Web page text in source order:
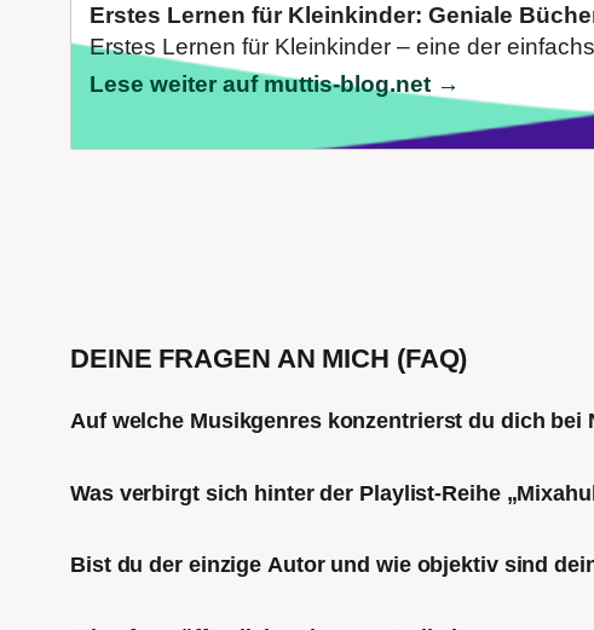
Erstes Lernen für Kleinkinder: Geniale
Erstes Lernen für Kleinkinder – eine der
Lese weiter auf muttis-blog.net →
DEINE FRAGEN AN MICH (FAQ)
Auf welche Musikgenres konzentrierst du dich bei
Was verbirgt sich hinter der Playlist-Reihe
Bist du der einzige Autor und wie objektiv sind